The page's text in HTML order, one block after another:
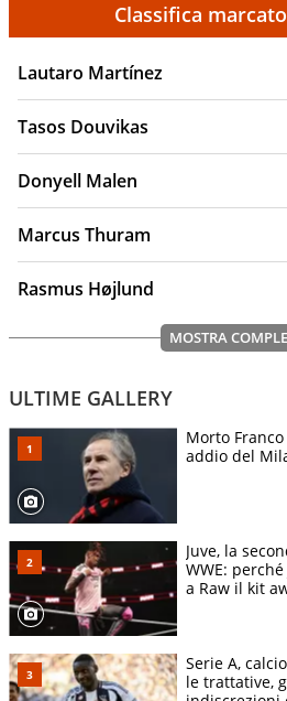
Classifica
Lautaro Martínez
Tasos Douvikas
Donyell Malen
Marcus Thuram
Rasmus Højlund
MOSTRA
ULTIME GALLERY
Morto
addio del
Juve, la
WWE: perché
a Raw il kit
Serie A,
le trattative,